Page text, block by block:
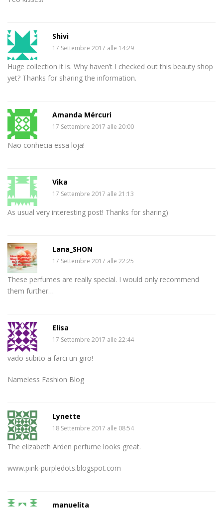
Shivi
17 Settembre 2017 alle 14:29
Huge collection it is. Why haven’t I checked out this beauty shop
yet? Thanks for sharing the information.
Amanda Mércuri
17 Settembre 2017 alle 20:00
Nao conhecia essa loja!
Vika
17 Settembre 2017 alle 21:13
As usual very interesting post! Thanks for sharing)
Lana_SHON
17 Settembre 2017 alle 22:25
These perfumes are really special. I would only recommend
them further…
Elisa
17 Settembre 2017 alle 22:44
vado subito a farci un giro!
Nameless Fashion Blog
Lynette
18 Settembre 2017 alle 08:54
The elizabeth Arden perfume looks great.
www.pink-purpledots.blogspot.com
manuelita